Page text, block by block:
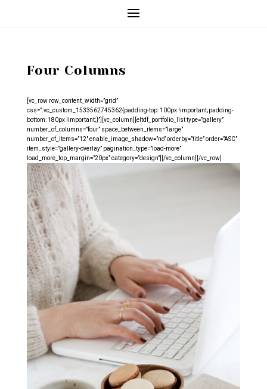
Four Columns
[vc_row row_content_width=”grid”
css=”.vc_custom_1533562745362{padding-top: 100px !important;padding-
bottom: 180px !important;}”][vc_column][eltdf_portfolio_list type=”gallery”
number_of_columns=”four” space_between_items=”large”
number_of_items=”12″ enable_image_shadow=”no” orderby=”title” order=”ASC”
item_style=”gallery-overlay” pagination_type=”load-more”
load_more_top_margin=”20px” category=”design”][/vc_column][/vc_row]